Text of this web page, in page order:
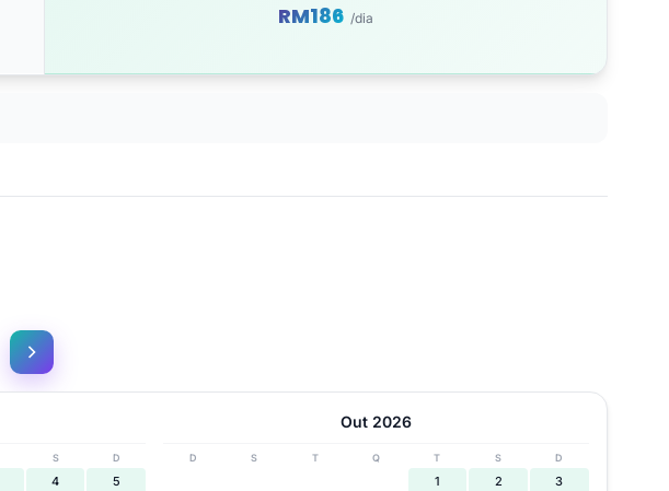
RM186 /dia
S D
4
5
Out 2026
D S T Q T S D
1 2
3